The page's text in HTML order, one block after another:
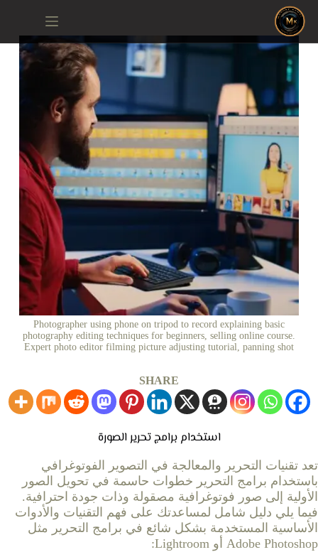
التجاوز
إلى
المحتوى
Photographer using phone on tripod to record explaining basic
photography editing techniques for beginners, selling online course.
Expert photo editor filming picture adjusting tutorial, panning shot
SHARE
استخدام برامج تحرير الصورة
تعد تقنيات التحرير والمعالجة في التصوير الفوتوغرافي
باستخدام برامج التحرير خطوات حاسمة في تحويل الصور
الأولية إلى صور فوتوغرافية مصقولة وذات جودة احترافية.
فيما يلي دليل شامل لمساعدتك على فهم التقنيات والأدوات
الأساسية المستخدمة بشكل شائع في برامج التحرير مثل
Adobe Photoshop أو Lightroom: